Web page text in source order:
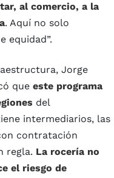
al comercio, a la
. Aquí no solo
equidad”.
Jorge
que este programa
del
intermediarios, las
contratación
regla. La rocería no
el riesgo de